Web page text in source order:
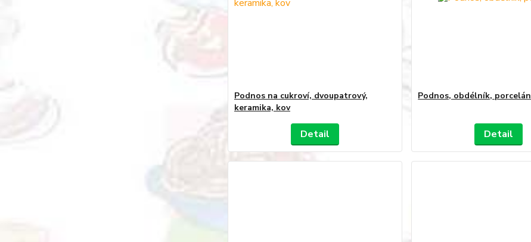
Podnos na cukroví, dvoupatrový,
keramika, kov
Detail
Podnos, obdélník, porcelán
Detail